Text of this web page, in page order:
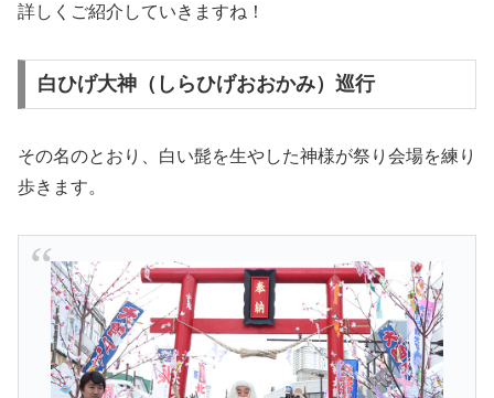
詳しくご紹介していきますね！
白ひげ大神（しらひげおおかみ）巡行
その名のとおり、白い髭を生やした神様が祭り会場を練り
歩きます。